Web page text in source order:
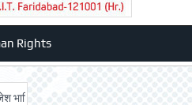
Rights
Admission advertisment श्री